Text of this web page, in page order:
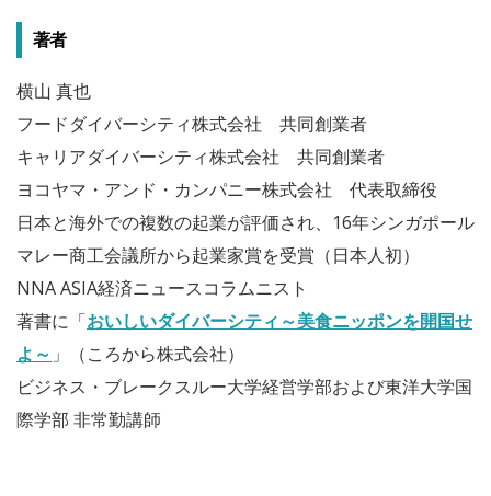
著者
横山 真也
フードダイバーシティ株式会社 共同創業者
キャリアダイバーシティ株式会社 共同創業者
ヨコヤマ・アンド・カンパニー株式会社 代表取締役
日本と海外での複数の起業が評価され、16年シンガポール
マレー商工会議所から起業家賞を受賞（日本人初）
NNA ASIA経済ニュースコラムニスト
著書に「おいしいダイバーシティ～美食ニッポンを開国せ
よ～ 」（ころから株式会社）
ビジネス・ブレークスルー大学経営学部および東洋大学国
際学部 非常勤講師